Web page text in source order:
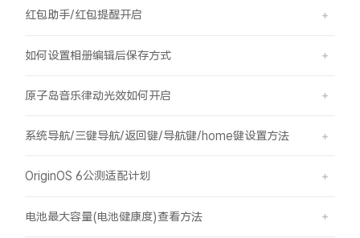
红包助手/红包提醒开启
如何设置相册编辑后保存方式
原子岛音乐律动光效如何开启
系统导航/三键导航/返回键/导航键/home键设置方法
OriginOS 6公测适配计划
电池最大容量(电池健康度)查看方法